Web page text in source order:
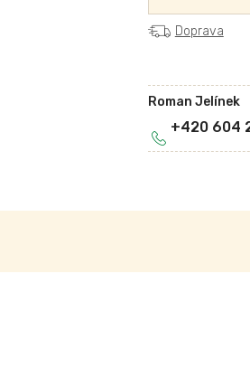
Roman Jelínek
+420 604
Doprava